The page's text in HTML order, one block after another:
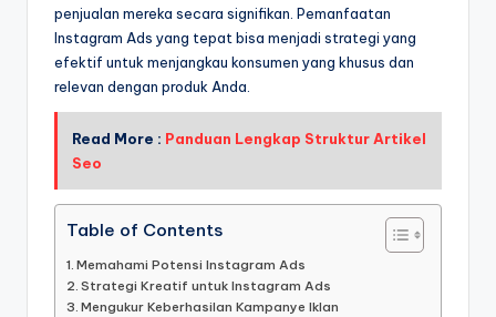
penjualan mereka secara signifikan. Pemanfaatan
Instagram Ads yang tepat bisa menjadi strategi yang
efektif untuk menjangkau konsumen yang khusus dan
relevan dengan produk Anda.
Read More : Panduan Lengkap Struktur Artikel
Seo
Table of Contents
Memahami Potensi Instagram Ads
Strategi Kreatif untuk Instagram Ads
Mengukur Keberhasilan Kampanye Iklan